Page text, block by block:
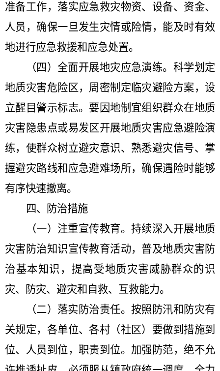
准备工作，落实应急救灾物资、设备、资金、
人员，确保一旦发生灾情或险情，能及时有效
地进行应急救援和应急处置。
（四）全面开展地灾应急演练。 科学划定
地质灾害危险区，周密制定临灾避险方案，设
立醒目警示标志。要因地制宜组织群众在地质
灾害隐患点或易发区开展地质灾害应急避险演
练，使群众树立避灾意识、熟悉避灾信号、掌
握避灾路线和应急避难场所，确保遇险时能够
有序快速撤离。
四、
防治措施
（一）注重宣传教育。 持续深入开展地质
灾害防治知识宣传教育活动，普及地质灾害防
治基本知识，提高受地质灾害威胁群众的识
灾、防灾、避灾和自救、互救能力。
（二）落实防治责任。 按照防汛和防灾有
关规定，各单位、各村（社区）要做到措施到
位、人员到位，职责到位。加强防范，绝不允